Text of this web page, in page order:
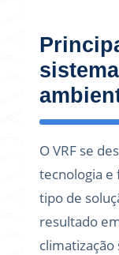
O VRF se
tecnologia e
tipo de
resultado